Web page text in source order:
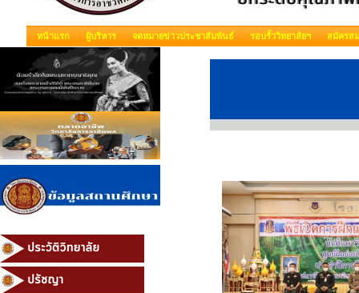
หน้าแรก ผู้บริหาร จดหมายข่าวประชาสัมพันธ์ รอบรั้ววิทยาลัยฯ สมัครส